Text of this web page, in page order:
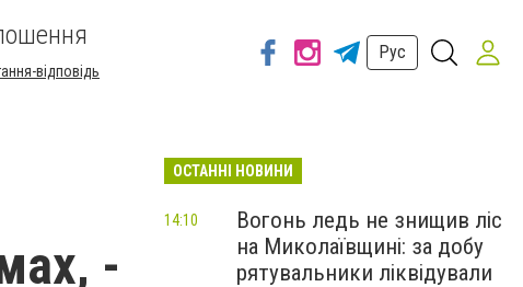
відповідь
Рус
-
ОСТАННІ НОВИНИ
Вогонь ледь не знищив ліс
на Миколаївщині: за добу
рятувальники ліквідували
14:10